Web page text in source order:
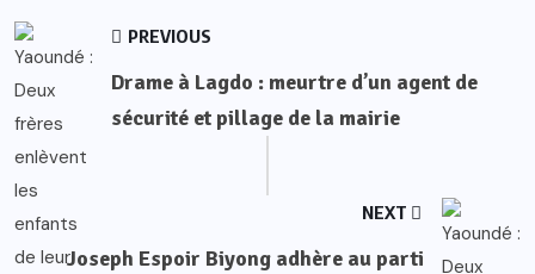
PREVIOUS
Drame à Lagdo : meurtre d’un agent de
sécurité et pillage de la mairie
NEXT
Joseph Espoir Biyong adhère au parti